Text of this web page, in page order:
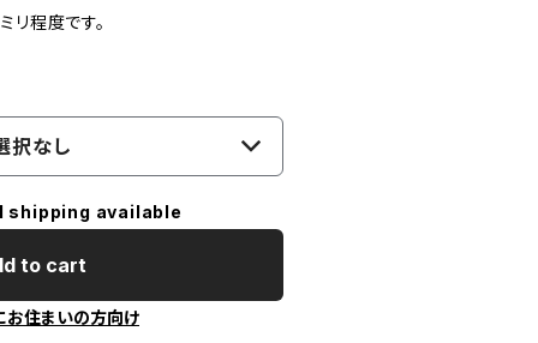
程度です。
択なし
shipping available
to cart
お住まいの方向け